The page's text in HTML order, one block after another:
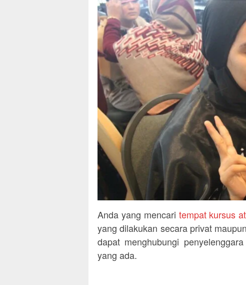
Anda yang mencari tempat kursus
yang dilakukan secara privat
dapat menghubungi
yang ada.